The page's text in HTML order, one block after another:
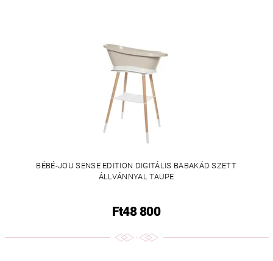
BÉBÉ-JOU SENSE EDITION DIGITÁLIS BABAKÁD SZETT
ÁLLVÁNNYAL TAUPE
Ft48 800